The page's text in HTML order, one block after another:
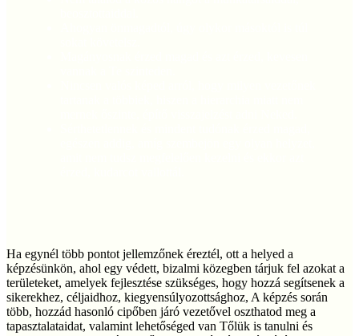
Ha egynél több pontot jellemzőnek éreztél, ott a helyed a
képzésünkön, ahol egy védett, bizalmi közegben tárjuk fel azokat a
területeket, amelyek fejlesztése szükséges, hogy hozzá segítsenek a
sikerekhez, céljaidhoz, kiegyensúlyozottsághoz, A képzés során
több, hozzád hasonló cipőben járó vezetővel oszthatod meg a
tapasztalataidat, valamint lehetőséged van Tőlük is tanulni és